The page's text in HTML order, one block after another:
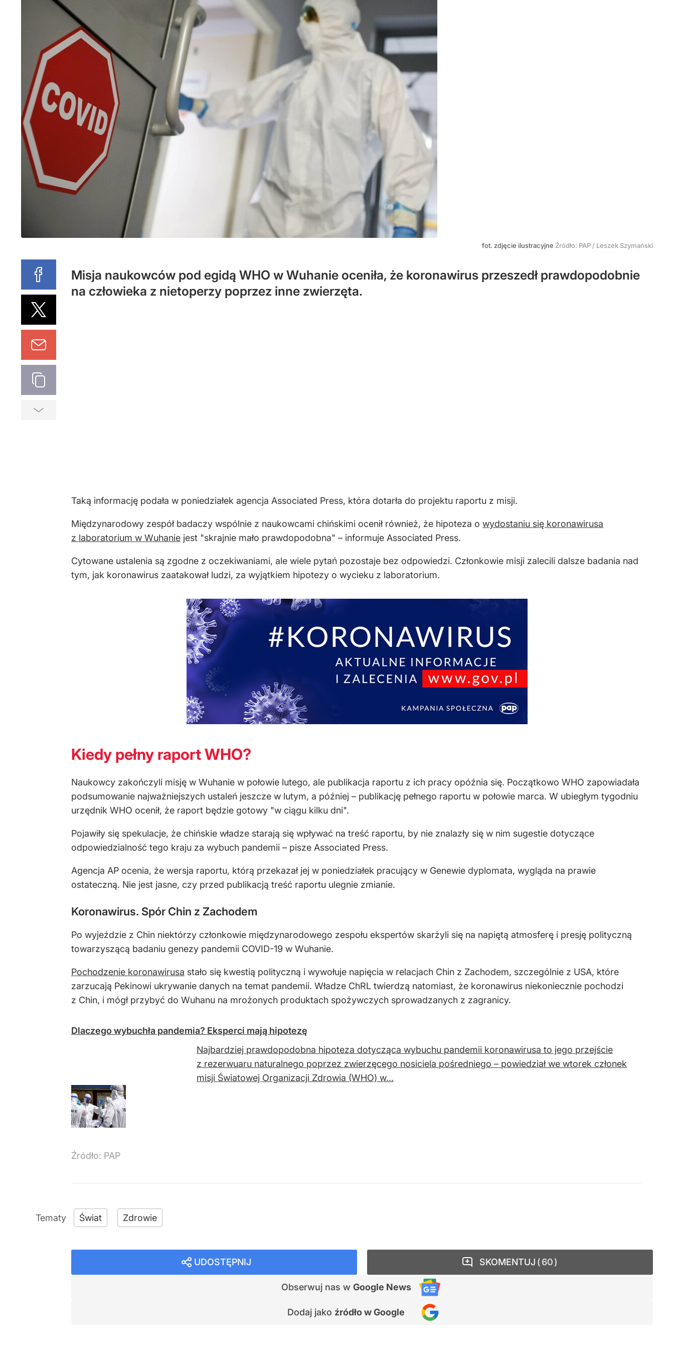
fot. zdjęcie ilustracyjne Źródło: PAP / Leszek Szymański
Misja naukowców pod egidą WHO w Wuhanie oceniła, że koronawirus przeszedł prawdopodobnie
na człowieka z nietoperzy poprzez inne zwierzęta.
Taką informację podała w poniedziałek agencja Associated Press, która dotarła do projektu raportu z misji.
Międzynarodowy zespół badaczy wspólnie z naukowcami chińskimi ocenił również, że hipoteza o wydostaniu się koronawirusa
z laboratorium w Wuhanie jest "skrajnie mało prawdopodobna" – informuje Associated Press.
Cytowane ustalenia są zgodne z oczekiwaniami, ale wiele pytań pozostaje bez odpowiedzi. Członkowie misji zalecili dalsze badania nad
tym, jak koronawirus zaatakował ludzi, za wyjątkiem hipotezy o wycieku z laboratorium.
Kiedy pełny raport WHO?
Naukowcy zakończyli misję w Wuhanie w połowie lutego, ale publikacja raportu z ich pracy opóźnia się. Początkowo WHO zapowiadała
podsumowanie najważniejszych ustaleń jeszcze w lutym, a później – publikację pełnego raportu w połowie marca. W ubiegłym tygodniu
urzędnik WHO ocenił, że raport będzie gotowy "w ciągu kilku dni".
Pojawiły się spekulacje, że chińskie władze starają się wpływać na treść raportu, by nie znalazły się w nim sugestie dotyczące
odpowiedzialność tego kraju za wybuch pandemii – pisze Associated Press.
Agencja AP ocenia, że wersja raportu, którą przekazał jej w poniedziałek pracujący w Genewie dyplomata, wygląda na prawie
ostateczną. Nie jest jasne, czy przed publikacją treść raportu ulegnie zmianie.
Koronawirus. Spór Chin z Zachodem
Po wyjeździe z Chin niektórzy członkowie międzynarodowego zespołu ekspertów skarżyli się na napiętą atmosferę i presję polityczną
towarzyszącą badaniu genezy pandemii COVID-19 w Wuhanie.
Pochodzenie koronawirusa stało się kwestią polityczną i wywołuje napięcia w relacjach Chin z Zachodem, szczególnie z USA, które
zarzucają Pekinowi ukrywanie danych na temat pandemii. Władze ChRL twierdzą natomiast, że koronawirus niekoniecznie pochodzi
z Chin, i mógł przybyć do Wuhanu na mrożonych produktach spożywczych sprowadzanych z zagranicy.
Dlaczego wybuchła pandemia? Eksperci mają hipotezę
Najbardziej prawdopodobna hipoteza dotycząca wybuchu pandemii koronawirusa to jego przejście
z rezerwuaru naturalnego poprzez zwierzęcego nosiciela pośredniego – powiedział we wtorek członek
misji Światowej Organizacji Zdrowia (WHO) w...
Źródło: PAP
Świat Zdrowie
UDOSTĘPNIJ
Obserwuj nas w Google News
Dodaj jako źródło w Google
SKOMENTUJ 60